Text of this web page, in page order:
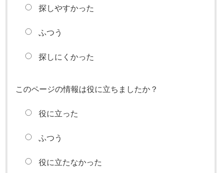
探しやすかった
ふつう
探しにくかった
このページの情報は役に立ちましたか？
役に立った
ふつう
役に立たなかった